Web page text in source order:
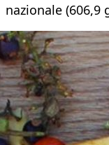
nazionale (606,9